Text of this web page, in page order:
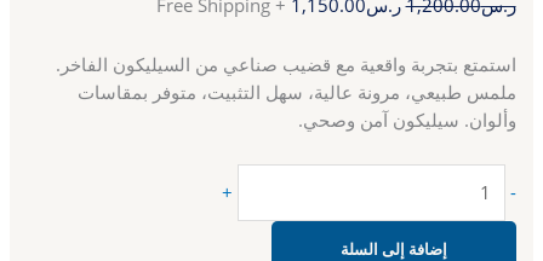
ر.س1,200.00 ر.س1,150.00
+ Free Shipping
استمتع بتجربة واقعية مع قضيب صناعي من السيليكون الفاخر.
ملمس طبيعي، مرونة عالية، سهل التثبيت، متوفر بمقاسات
وألوان. سيليكون آمن وصحي.
-
+
إضافة إلى السلة